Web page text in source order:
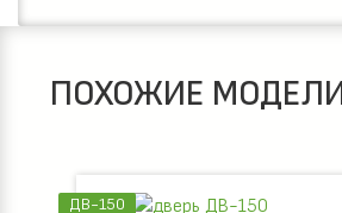
ПОХОЖИЕ
ДВ-150